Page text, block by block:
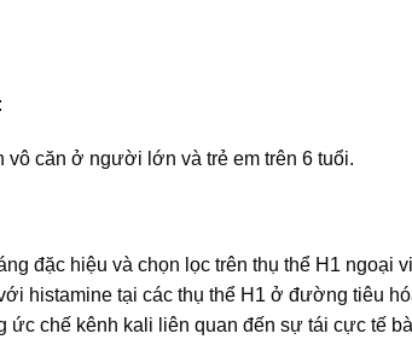
căn ở người lớn và trẻ em trên 6 tuổi.
đặc hiệu và chọn lọc trên thụ thể H1 ngoại
histamine tại các thụ thể H1 ở đường tiêu
chế kênh kali liên quan đến sự tái cực tế